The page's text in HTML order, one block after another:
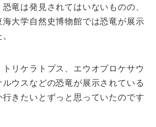
竜は発見されてはいないものの、
大学自然史博物館では恐竜が展示
リケラトプス、エウオプロケサウ
ウスなどの恐竜が展示されている
きたいとずっと思っていたのです